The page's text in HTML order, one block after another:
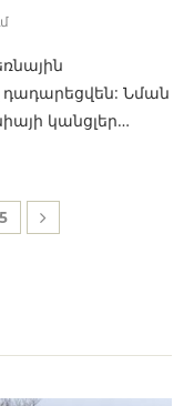
Նման
կանցլեր…
5